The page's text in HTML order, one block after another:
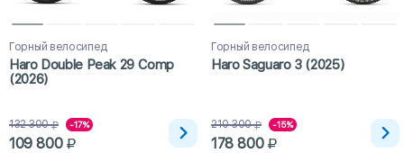
Горный велосипед
Haro Double Peak 29 Comp
(2026)
132 300 -17%
109 800
Горный велосипед
Haro Saguaro 3 (2025)
210 300 -15%
178 800